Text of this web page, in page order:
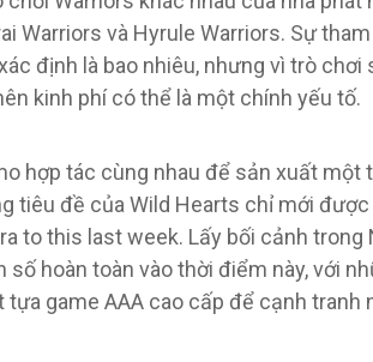
Warriors và Hyrule Warriors. Sự
định là bao nhiêu, nhưng vì trò chơi
kinh phí có thể là một chính yếu tố.
hợp tác cùng nhau để sản xuất
tiêu đề của Wild Hearts chỉ mới
to this last week. Lấy bối cảnh trong
số hoàn toàn vào thời điểm này, với
game AAA cao cấp để cạnh